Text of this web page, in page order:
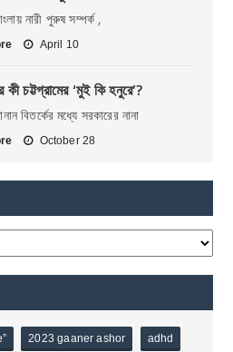
নারী পুরুষ সম্পর্ক ,
April 10
চট্টগ্রামের ‘মুই কি হনুরে’?
বিতর্কের মধ্যে সরকারের নানা
October 28
2023 gaaner ashor adhd